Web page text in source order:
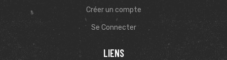
Créer un compte
Se Connecter
LIENS